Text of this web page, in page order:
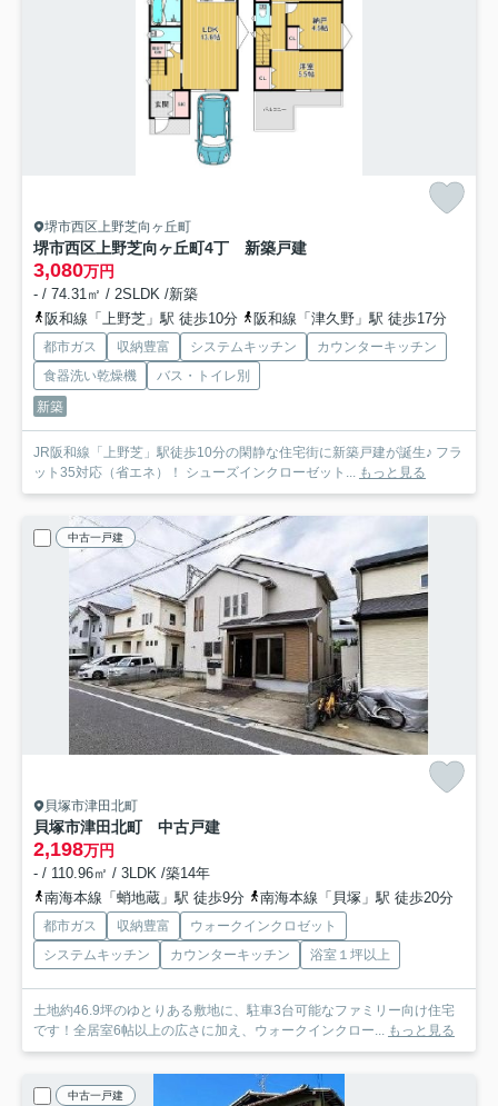
堺市西区上野芝向ヶ丘町
堺市西区上野芝向ヶ丘町4丁 新築戸建
3,080万円
- / 74.31㎡ / 2SLDK /新築
阪和線「上野芝」駅 徒歩10分
阪和線「津久野」駅 徒歩17分
都市ガス 収納豊富 システムキッチン
カウンターキッチン
食器洗い乾燥機
バス・トイレ別
新築
JR阪和線「上野芝」駅徒歩10分の閑静な住宅街に新築戸建が誕生♪ フラ
ット35対応（省エネ）！ シューズインクローゼット... もっと見る
中古一戸建
貝塚市津田北町
貝塚市津田北町 中古戸建
2,198万円
- / 110.96㎡ / 3LDK /築14年
南海本線「蛸地蔵」駅 徒歩9分
南海本線「貝塚」駅 徒歩20分
都市ガス 収納豊富
ウォークインクロゼット
システムキッチン
カウンターキッチン 浴室１坪以上
土地約46.9坪のゆとりある敷地に、駐車3台可能なファミリー向け住宅
です！全居室6帖以上の広さに加え、ウォークインクロー... もっと見る
中古一戸建